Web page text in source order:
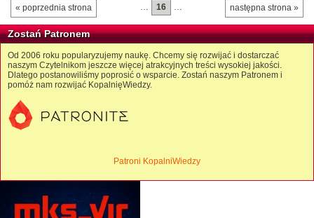
« poprzednia strona następna strona »
… 16 …
Zostań Patronem
Od 2006 roku popularyzujemy naukę. Chcemy się rozwijać i dostarczać
naszym Czytelnikom jeszcze więcej atrakcyjnych treści wysokiej jakości.
Dlatego postanowiliśmy poprosić o wsparcie. Zostań naszym Patronem i
pomóż nam rozwijać KopalnięWiedzy.
Patroni KopalniWiedzy